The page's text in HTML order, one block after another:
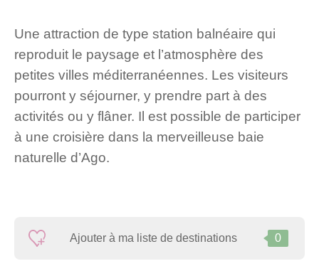
Une attraction de type station balnéaire qui
reproduit le paysage et l’atmosphère des
petites villes méditerranéennes. Les visiteurs
pourront y séjourner, y prendre part à des
activités ou y flâner. Il est possible de participer
à une croisière dans la merveilleuse baie
naturelle d’Ago.
Ajouter à ma liste de destinations 0